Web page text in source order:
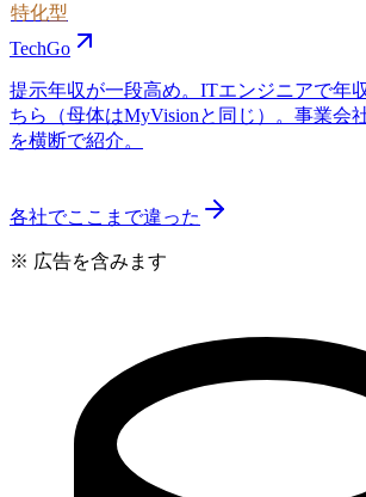
特化型
TechGo
提示年収が一段高め。ITエンジニアで年
ちら（母体はMyVisionと同じ）。事業会
を横断で紹介。
各社でここまで違った
※ 広告を含みます